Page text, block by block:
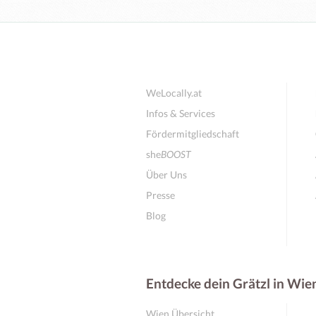
WeLocally.at
Infos & Services
Fördermitgliedschaft
sheBOOST
Über Uns
Presse
Blog
Entdecke dein Grätzl in
Wien Übersicht